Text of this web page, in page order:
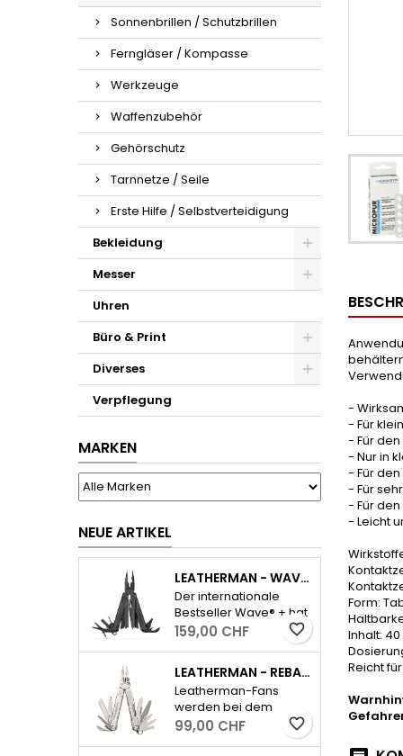
Sonnenbrillen / Schutzbrillen
Ferngläser / Kompasse
Werkzeuge
Waffenzubehör
Gehörschutz
Tarnnetze / Seile
Erste Hilfe / Selbstverteidigung
Bekleidung
Messer
Uhren
Büro & Print
Diverses
Verpflegung
MARKEN
NEUE ARTIKEL
LEATHERMAN - WAVE PLUS INKL. ETUI - SCHWARZ
Der internationale
Bestseller Wave® + hat
alle wichtigen Tools für
den Alltag und dazu
auswechselbaren,
widerstandsfähigen
Drahtschneider.
- Feststellbare
Werkzeuge-
159,00 CHF favorite_border
LEATHERMAN - REBAR - SILBER
Leatherman-Fans
werden bei dem
neuen Rebar sofort die
99,00 CHF favorite_border
-
- Für
- Für
- Nur in
- Für
- Für
- Für
- Leicht
Form:
Inhalt: 40
Reicht